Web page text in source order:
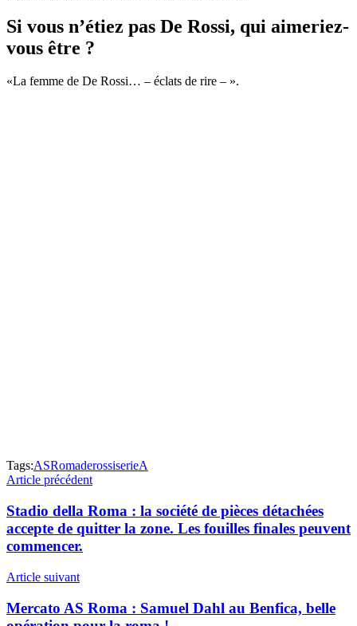
Si vous n’étiez pas De Rossi, qui aimeriez-
vous être ?
«La femme de De Rossi… – éclats de rire – ».
Tags:ASRomaderossiserieA
Article précédent
Stadio della Roma : la société de pièces détachées
accepte de quitter la zone. Les fouilles finales peuvent
commencer.
Article suivant
Mercato AS Roma : Samuel Dahl au Benfica, belle